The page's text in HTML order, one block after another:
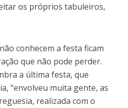
os próprios tabuleiros,
conhecem a festa ficam
que não pode perder.
a última festa, que
“envolveu muita gente, as
realizada com o